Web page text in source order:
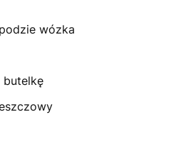
wózka
butelkę